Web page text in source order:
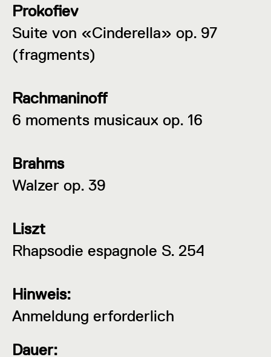
Prokofiev
Suite von «Cinderella» op. 97
(fragments)
Rachmaninoff
6 moments musicaux op. 16
Brahms
Walzer op. 39
Liszt
Rhapsodie espagnole S. 254
Hinweis:
Anmeldung erforderlich
Dauer: